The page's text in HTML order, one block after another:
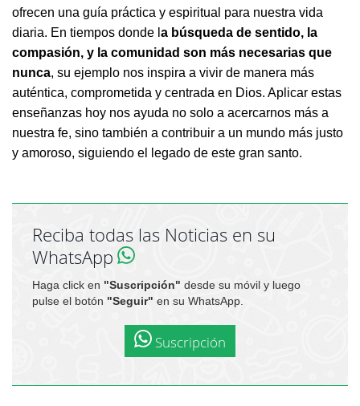
ofrecen una guía práctica y espiritual para nuestra vida
diaria. En tiempos donde l a búsqueda de sentido, la
compasión, y la comunidad son más necesarias que
nunca, su ejemplo nos inspira a vivir de manera más
auténtica, comprometida y centrada en Dios. Aplicar estas
enseñanzas hoy nos ayuda no solo a acercarnos más a
nuestra fe, sino también a contribuir a un mundo más justo
y amoroso, siguiendo el legado de este gran santo.
Reciba todas las Noticias en su
WhatsApp
Haga click en "Suscripción" desde su móvil y luego
pulse el botón "Seguir" en su WhatsApp.
Suscripción